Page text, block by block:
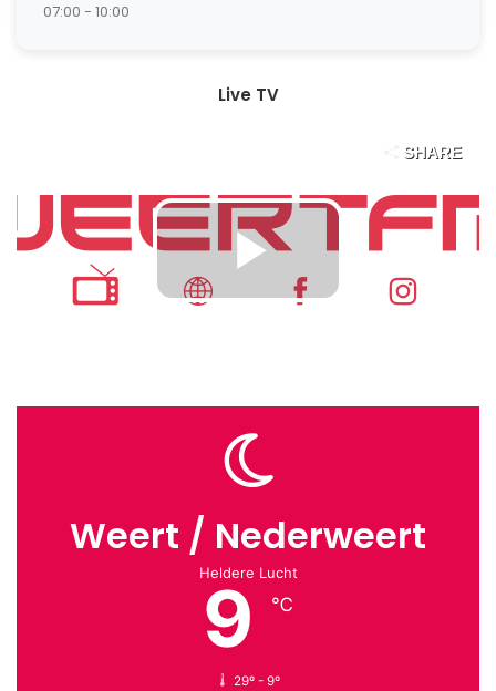
07:00 - 10:00
Live TV
Weert / Nederweert
Heldere Lucht
9 ℃
29º - 9º